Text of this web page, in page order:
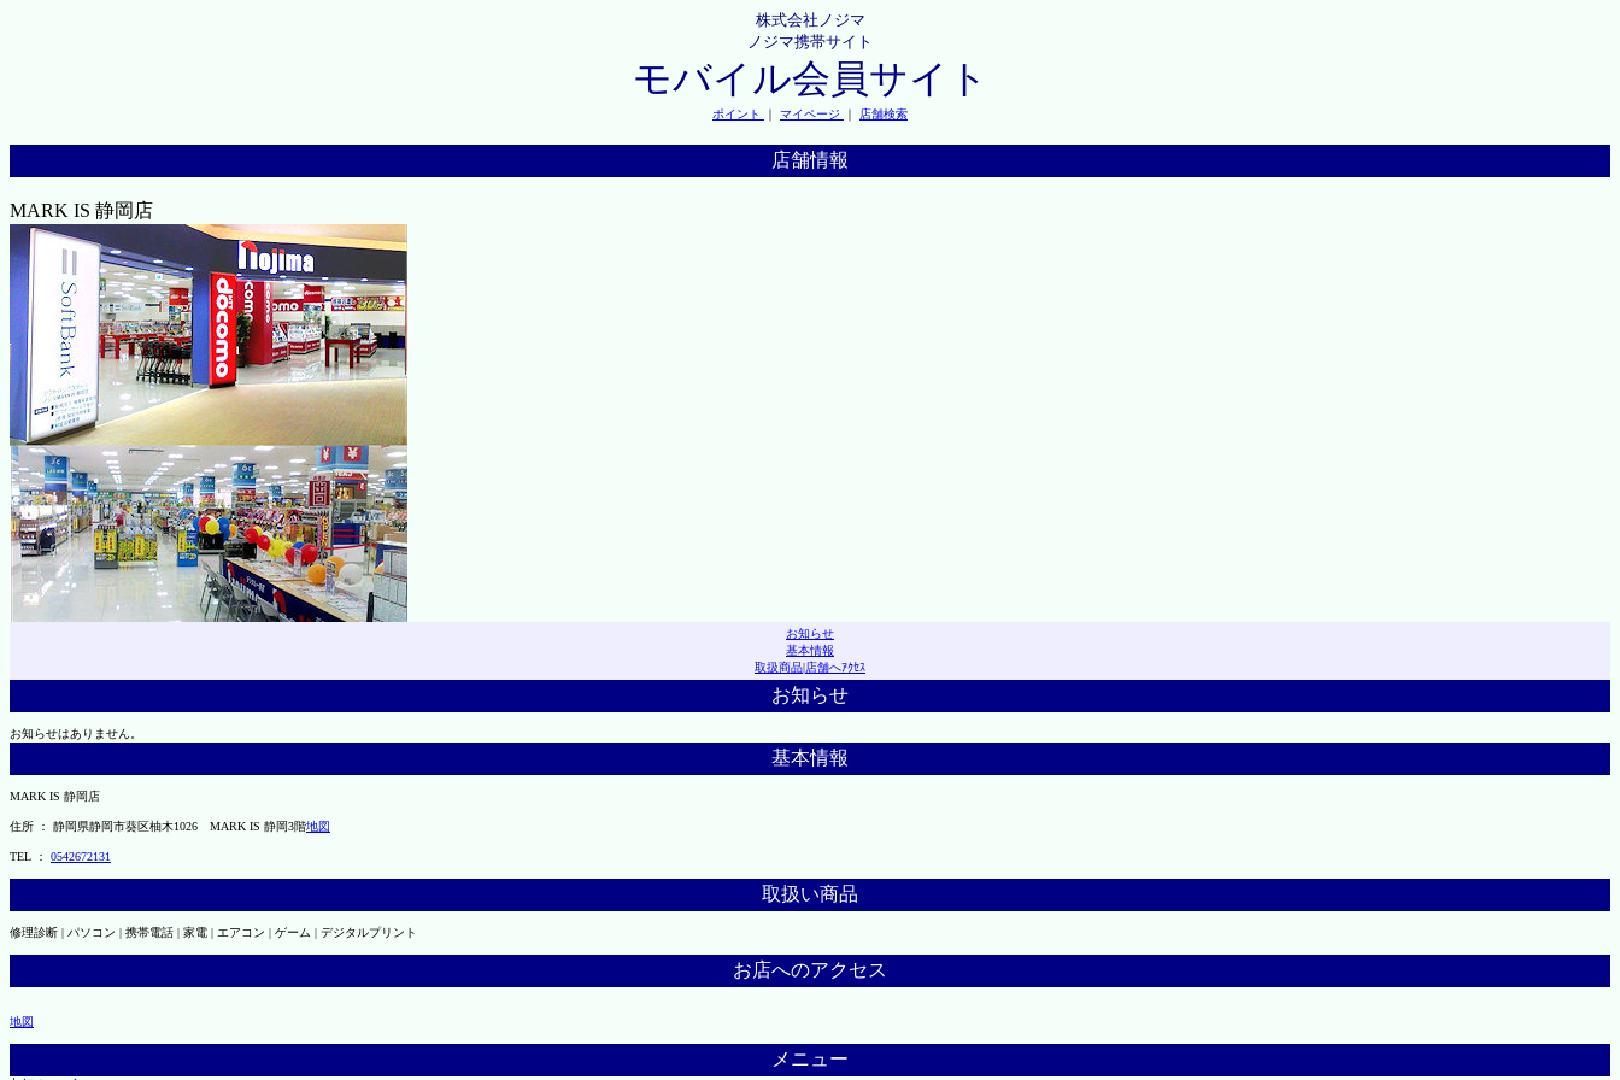
株式会社ノジマ
ノジマ携帯サイト
モバイル会員サイト
ポイント ｜ マイページ ｜ 店舗検索
店舗情報
MARK IS 静岡店
お知らせ
基本情報
取扱商品|店舗へｱｸｾｽ
お知らせ
お知らせはありません。
基本情報
MARK IS 静岡店
住所 ： 静岡県静岡市葵区柚木1026 MARK IS 静岡3階地図
TEL ： 0542672131
取扱い商品
修理診断 | パソコン | 携帯電話 | 家電 | エアコン | ゲーム | デジタルプリント
お店へのアクセス
地図
メニュー